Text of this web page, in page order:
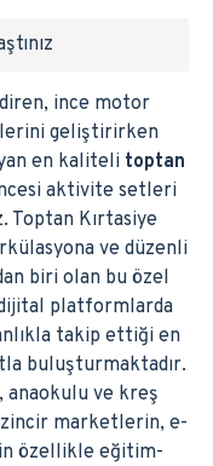
ince motor
geliştirirken
en kaliteli toptan
aktivite setleri
Toptan Kırtasiye
ve düzenli
biri olan bu özel
platformlarda
takip ettiği en
buluşturmaktadır.
anaokulu ve kreş
marketlerin, e-
özellikle eğitim-